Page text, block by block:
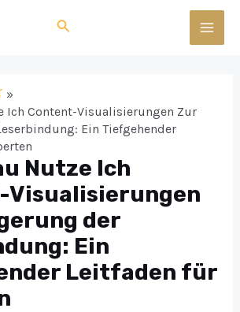
Search
Ich Content-Visualisierungen Zur
Ein Tiefgehender
Nutze Ich
Visualisierungen
der
Ein
Leitfaden für